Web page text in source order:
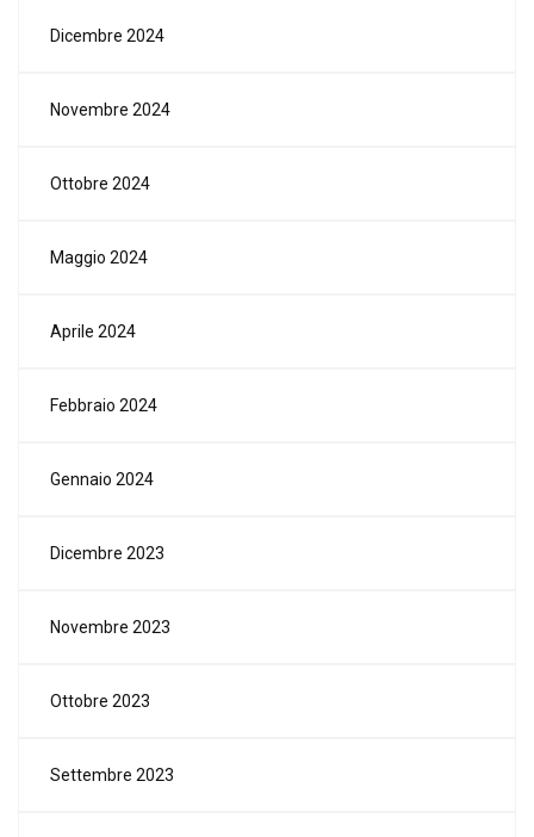
Dicembre 2024
Novembre 2024
Ottobre 2024
Maggio 2024
Aprile 2024
Febbraio 2024
Gennaio 2024
Dicembre 2023
Novembre 2023
Ottobre 2023
Settembre 2023